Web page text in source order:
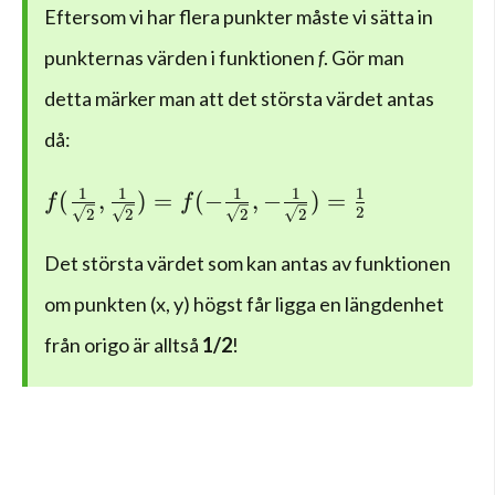
Eftersom vi har flera punkter måste vi sätta in
punkternas värden i funktionenf. Gör man
detta märker man att det största värdet antas
då:
f(\frac { 1 }{ \sqrt { 2 } } ,\frac { 1 }{
f( 2
1 , 2
1 ) = f (− 2
1 , − 2
1 ) = 2
1
Det största värdet som kan antas av funktionen
om punkten (x, y) högst får ligga en längdenhet
från origo är alltså 1/2!